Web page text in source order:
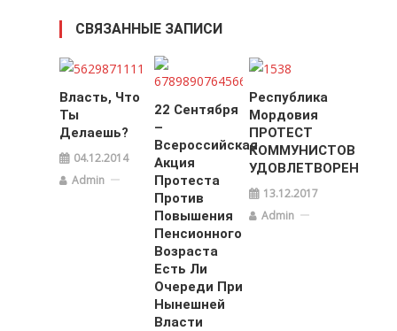
СВЯЗАННЫЕ ЗАПИСИ
Власть, Что
Ты
Делаешь?
04.12.2014
Admin
22 Сентября
–
Всероссийская
Акция
Протеста
Против
Повышения
Пенсионного
Возраста
Есть Ли
Очереди При
Нынешней
Власти
Республика
Мордовия
ПРОТЕСТ
КОММУНИСТОВ
УДОВЛЕТВОРЕН
13.12.2017
Admin